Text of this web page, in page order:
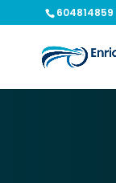
604814859